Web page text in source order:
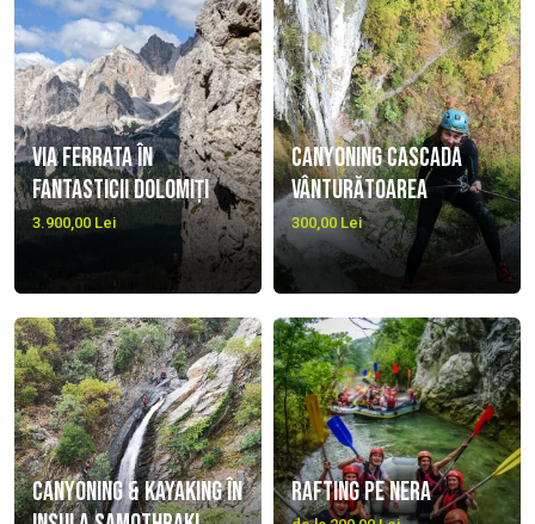
Via Ferrata în
fantasticii Dolomiți
3.900,00 Lei
Canyoning cascada
Vânturătoarea
300,00 Lei
Canyoning & Kayaking în
Rafting pe Nera